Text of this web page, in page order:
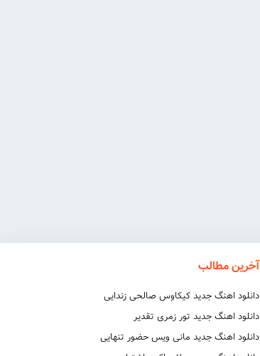
آخرین مطالب
دانلود اهنگ جدید کیکاوس صالحی زندایی
دانلود اهنگ جدید تور زمری تقدیر
دانلود اهنگ جدید مانی ویس حضور تنهایی